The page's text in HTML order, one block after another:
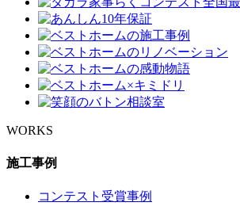
WORKS
施工事例
コンテスト受賞事例